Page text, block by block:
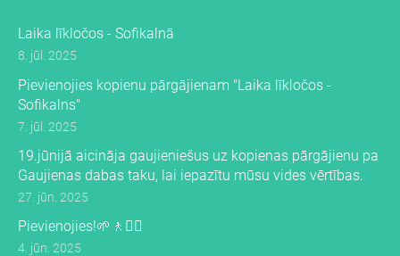
Laika līkločos - Sofikalnā
8. jūl. 2025
Pievienojies kopienu pārgājienam "Laika līkločos -
Sofikalns"
7. jūl. 2025
19.jūnijā aicināja gaujieniešus uz kopienas pārgājienu pa
Gaujienas dabas taku, lai iepazītu mūsu vides vērtības.
27. jūn. 2025
Pievienojies!🌱🚶🚶‍♀️
4. jūn. 2025